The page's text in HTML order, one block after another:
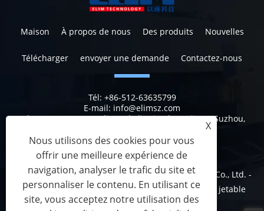
Maison À propos de nous Des produits Nouvelles
Télécharger envoyer une demande Contactez-nous
Tél: +86-512-63635799
E-mail: info@elimsz.com
Adresse:N ° 629, Yunli Road, district de Wujiang, Suzhou,
Copyright © 2023 Suzhou Elim Medical Technology Co., Ltd. -
rideau jetable, rideaux de douche jetables, rideau jetable
standard - Tous droits réservés
X
Nous utilisons des cookies pour vous
offrir une meilleure expérience de
navigation, analyser le trafic du site et
personnaliser le contenu. En utilisant ce
site, vous acceptez notre utilisation des